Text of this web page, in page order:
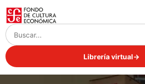
Librería virtual→